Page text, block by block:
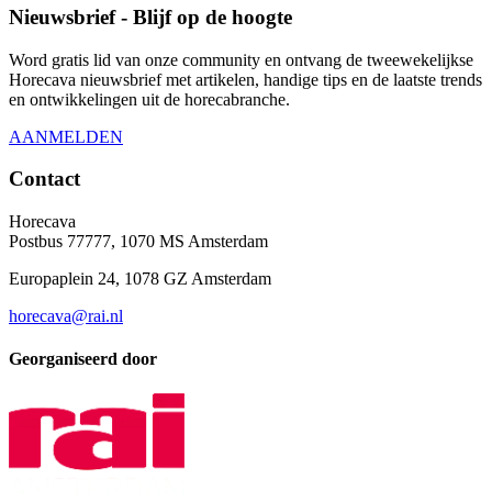
Nieuwsbrief - Blijf op de hoogte
Word gratis lid van onze community en ontvang de tweewekelijkse
Horecava nieuwsbrief met artikelen, handige tips en de laatste trends
en ontwikkelingen uit de horecabranche.
AANMELDEN
Contact
Horecava
Postbus 77777, 1070 MS Amsterdam
Europaplein 24, 1078 GZ Amsterdam
horecava@rai.nl
Georganiseerd door